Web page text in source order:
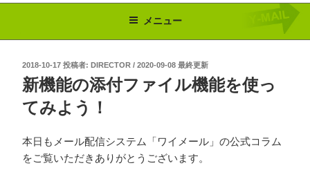
プ
メニュー
投
稿
日:
2018-10-17 投稿者: DIRECTOR / 2020-09-08 最終更新
新機能の添付ファイル機能を使っ
てみよう！
本日もメール配信システム「ワイメール」の公式コラム
をご覧いただきありがとうございます。